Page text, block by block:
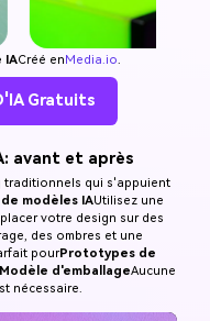
IACréé en Media.io.
Gratuits
avant et après
qui s'appuient
modèles IAUtilisez une
votre design sur des
des ombres et une
pourPrototypes de
d'emballageAucune
nécessaire.